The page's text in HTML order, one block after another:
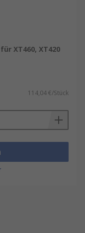
XT460, XT420
114,04 €/Stück